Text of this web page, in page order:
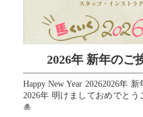
2026年 新年のご
Happy New Year 20262026年
2026年 明けましておめでとう
🎍